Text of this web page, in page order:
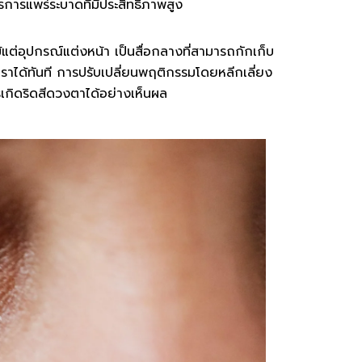
ารแพร่ระบาดที่มีประสิทธิภาพสูง
แต่อุปกรณ์แต่งหน้า เป็นสื่อกลางที่สามารถกักเก็บ
ราได้ทันที การปรับเปลี่ยนพฤติกรรมโดยหลีกเลี่ยง
กิดริดสีดวงตาได้อย่างเห็นผล